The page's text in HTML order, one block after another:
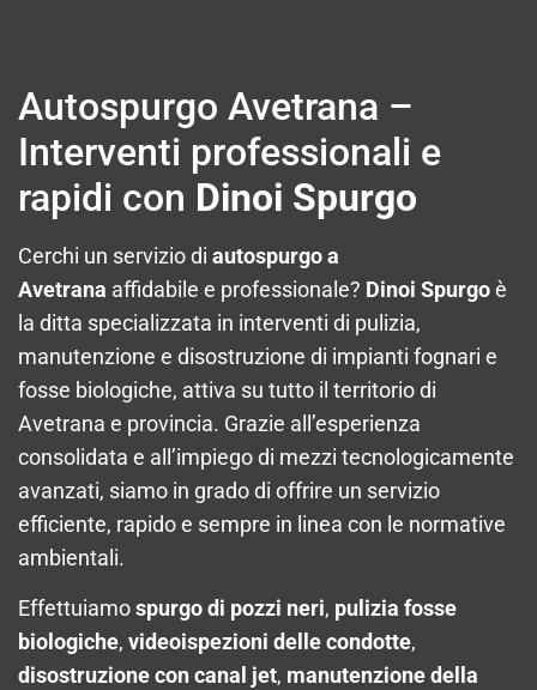
Autospurgo Avetrana –
Interventi professionali e
rapidi con Dinoi Spurgo
Cerchi un servizio di autospurgo a
Avetrana affidabile e professionale? Dinoi Spurgoè
la ditta specializzata in interventi di pulizia,
manutenzione e disostruzione di impianti fognari e
fosse biologiche, attiva su tutto il territorio di
Avetrana e provincia. Grazie all’esperienza
consolidata e all’impiego di mezzi tecnologicamente
avanzati, siamo in grado di offrire un servizio
efficiente, rapido e sempre in linea con le normative
ambientali.
Effettuiamospurgo di pozzi neri, pulizia fosse
biologiche, videoispezioni delle condotte,
disostruzione con canal jet, manutenzione della